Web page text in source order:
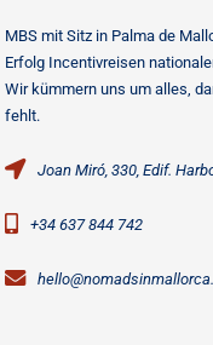
MBS mit Sitz in Palma de
Erfolg Incentivreisen
Wir kümmern uns um alles,
fehlt.
Joan Miró, 330, Edif.
+34 637 844 742